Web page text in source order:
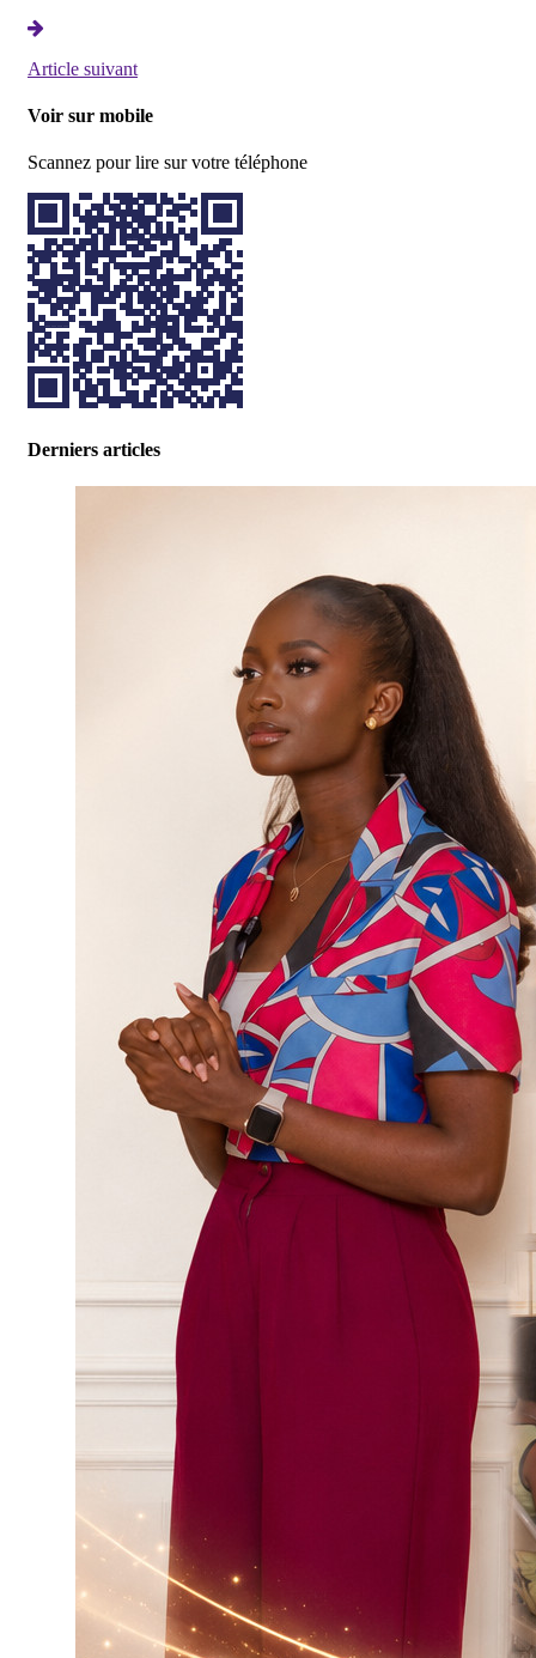
Article suivant
Voir sur mobile
Scannez pour lire sur votre téléphone
Derniers articles